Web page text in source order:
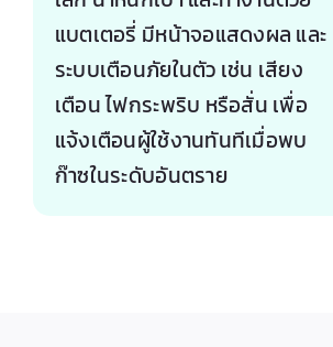
แบตเตอรี่ มีหน้าจอแสดงผล และ
ระบบเตือนภัยในตัว เช่น เสียง
เตือน ไฟกระพริบ หรือสั่น เพื่อ
แจ้งเตือนผู้ใช้งานทันทีเมื่อพบ
ก๊าซในระดับอันตราย